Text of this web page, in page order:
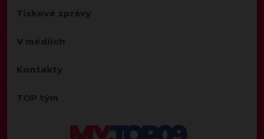
Tiskové zprávy
V médiích
Kontakty
TOP tým